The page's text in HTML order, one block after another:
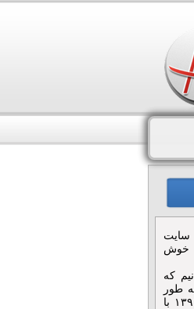
خوش
که
طور
رسمی از تاریخ ۱۳۹۱/۴/۱۸ با